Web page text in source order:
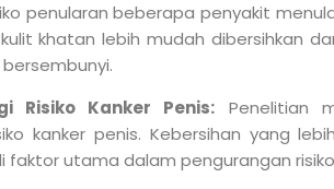
penularan beberapa penyakit
khatan lebih mudah dibersihkan
Risiko Kanker Penis: Penelitian
kanker penis. Kebersihan yang
faktor utama dalam pengurangan risiko